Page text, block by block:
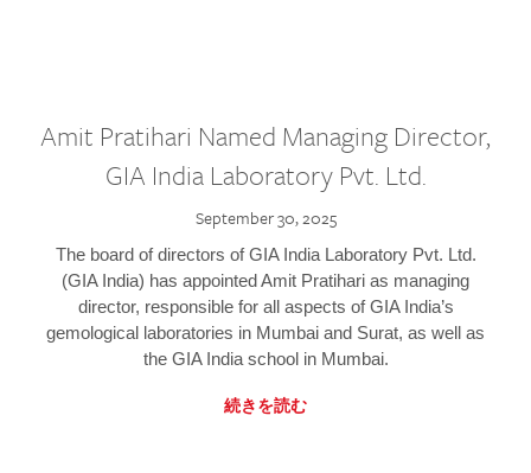
Amit Pratihari Named Managing Director,
GIA India Laboratory Pvt. Ltd.
September 30, 2025
The board of directors of GIA India Laboratory Pvt. Ltd.
(GIA India) has appointed Amit Pratihari as managing
director, responsible for all aspects of GIA India’s
gemological laboratories in Mumbai and Surat, as well as
the GIA India school in Mumbai.
続きを読む